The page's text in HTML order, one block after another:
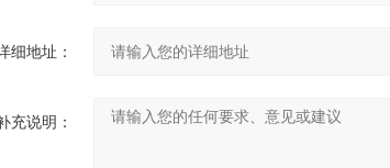
细地址：
充说明：